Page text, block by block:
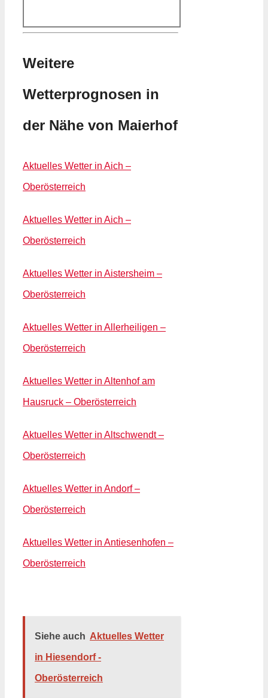
Weitere
Wetterprognosen in
der Nähe von Maierhof
Aktuelles Wetter in Aich –
Oberösterreich
Aktuelles Wetter in Aich –
Oberösterreich
Aktuelles Wetter in Aistersheim –
Oberösterreich
Aktuelles Wetter in Allerheiligen –
Oberösterreich
Aktuelles Wetter in Altenhof am
Hausruck – Oberösterreich
Aktuelles Wetter in Altschwendt –
Oberösterreich
Aktuelles Wetter in Andorf –
Oberösterreich
Aktuelles Wetter in Antiesenhofen –
Oberösterreich
Siehe auch Aktuelles Wetter
in Hiesendorf -
Oberösterreich